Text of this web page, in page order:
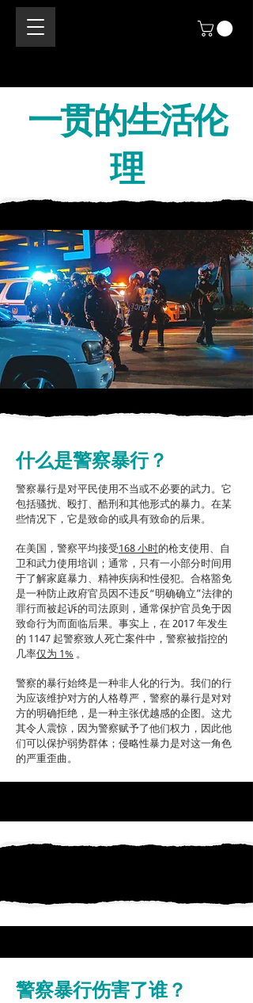
一贯的生活伦
理
什么是警察暴行？
警察暴行是对平民使用不当或不必要的武力。它
包括骚扰、殴打、酷刑和其他形式的暴力。在某
些情况下，它是致命的或具有致命的后果。
在美国，警察平均接受168 小时的枪支使用、自
卫和武力使用培训；通常，只有一小部分时间用
于了解家庭暴力、精神疾病和性侵犯。合格豁免
是一种防止政府官员因不违反“明确确立”法律的
罪行而被起诉的司法原则，通常保护官员免于因
致命行为而面临后果。事实上，在 2017 年发生
的 1147 起警察致人死亡案件中，警察被指控的
几率仅为 1% 。
警察的暴行始终是一种非人化的行为。我们的行
为应该维护对方的人格尊严，警察的暴行是对对
方的明确拒绝，是一种主张优越感的企图。这尤
其令人震惊，因为警察赋予了他们权力，因此他
们可以保护弱势群体；侵略性暴力是对这一角色
的严重歪曲。
警察暴行伤害了谁？